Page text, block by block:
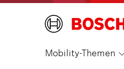
Mobility-Themen